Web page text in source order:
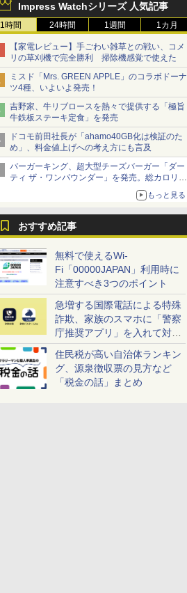
Impress Watchシリーズ 人気記事
1時間 24時間 1週間 1カ月
【家電レビュー】手ごわい雑草との戦い、コメ
リの草刈機で完全勝利 掃除機感覚で使えた
ミスド「Mrs. GREEN APPLE」のコラボドーナ
ツ4種、いよいよ発売！
吉野家、牛リブロースを熱々で提供する「極旨
牛鉄板ステーキ定食」を発売
ドコモ前田社長が「ahamo40GB化は検証のた
め」、料金値上げへの考え方にも言及
バーガーキング、超大型チーズバーガー「ダー
ティ ザ・ワンパウンダー」を発売。総カロリー
もっと見る
おすすめ記事
無料で使えるWi-
Fi「00000JAPAN」利用時に
注意すべき3つのポイント
急増する国際電話による特殊
詐欺、家族のスマホに「警察
庁推奨アプリ」を入れて対策
しよう！
住民税が高い自治体ランキン
グ、源泉徴収票の見方など
「税金の話」まとめ